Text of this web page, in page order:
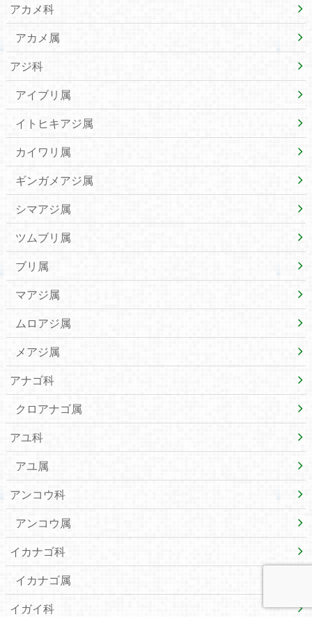
アカメ科
アカメ属
アジ科
アイブリ属
イトヒキアジ属
カイワリ属
ギンガメアジ属
シマアジ属
ツムブリ属
ブリ属
マアジ属
ムロアジ属
メアジ属
アナゴ科
クロアナゴ属
アユ科
アユ属
アンコウ科
アンコウ属
イカナゴ科
イカナゴ属
イガイ科